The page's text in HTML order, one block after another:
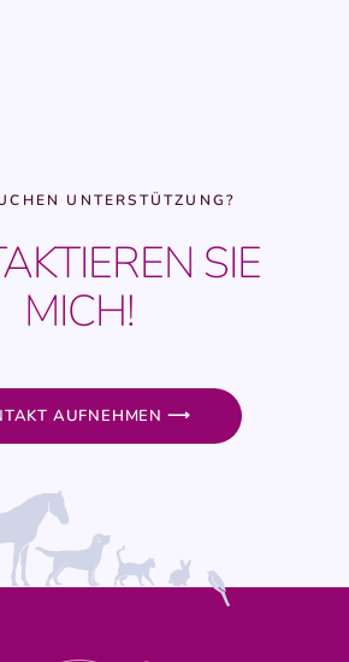
UNTERSTÜTZUNG?
SIE
MICH!
AUFNEHMEN ⟶